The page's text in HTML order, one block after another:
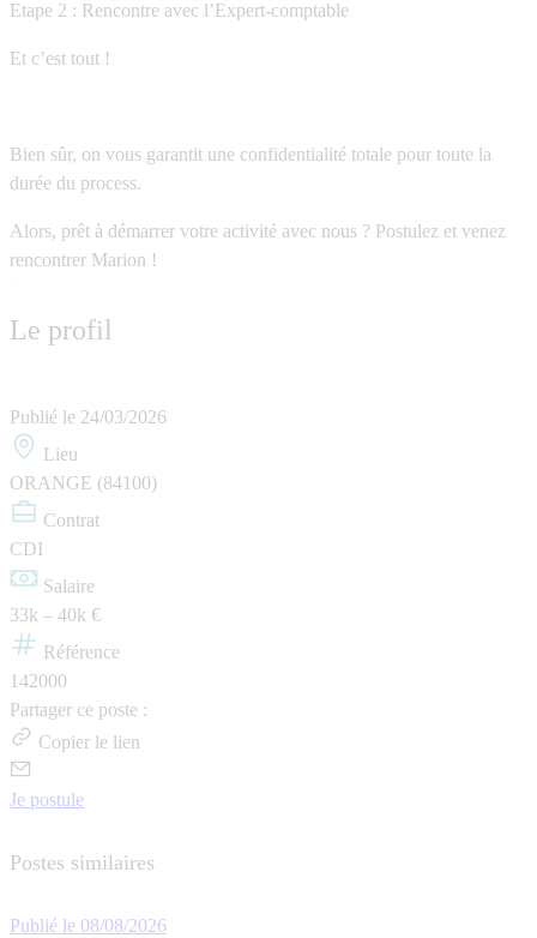
Etape 2 : Rencontre avec l’Expert-comptable
Et c’est tout !
Bien sûr, on vous garantit une confidentialité totale pour toute la
durée du process.
Alors, prêt à démarrer votre activité avec nous ? Postulez et venez
rencontrer Marion !
Le profil
Publié le 24/03/2026
Lieu
ORANGE (84100)
Contrat
CDI
Salaire
33k – 40k €
Référence
142000
Partager ce poste :
Copier le lien
Je postule
Postes similaires
Publié le 08/08/2026